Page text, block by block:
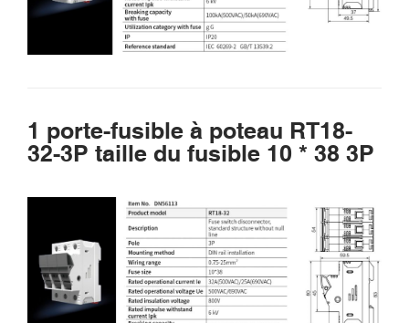
1 porte-fusible à poteau RT18-
32-3P taille du fusible 10 * 38 3P